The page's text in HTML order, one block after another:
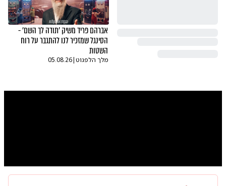
אברהם פריד משיק 'תודה לך השם' -
הסינגל שמזכיר לנו להתגבר על רוח
השטות
מלך הלפגוט|
05.08.26